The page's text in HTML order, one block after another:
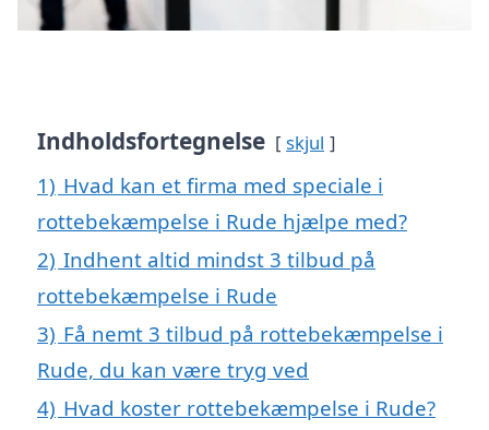
Indholdsfortegnelse skjul
1) Hvad kan et firma med speciale i
rottebekæmpelse i Rude hjælpe med?
2) Indhent altid mindst 3 tilbud på
rottebekæmpelse i Rude
3) Få nemt 3 tilbud på rottebekæmpelse i
Rude, du kan være tryg ved
4) Hvad koster rottebekæmpelse i Rude?